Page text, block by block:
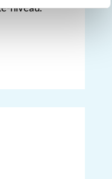
niveau.